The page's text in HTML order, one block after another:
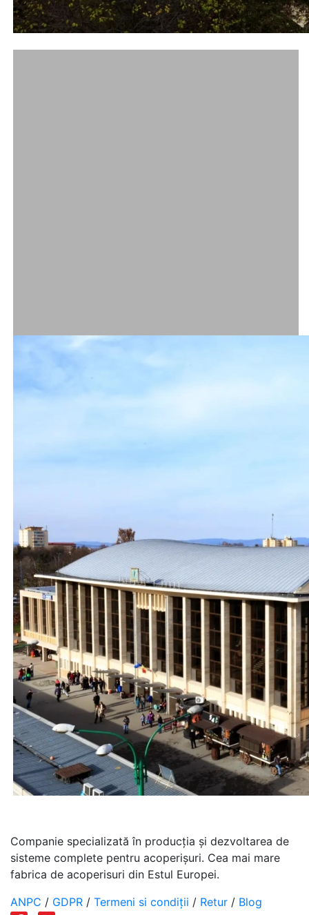
Companie specializată în producția și dezvoltarea de
sisteme complete pentru acoperișuri. Cea mai mare
fabrica de acoperisuri din Estul Europei.
ANPC / GDPR / Termeni si condiții / Retur / Blog